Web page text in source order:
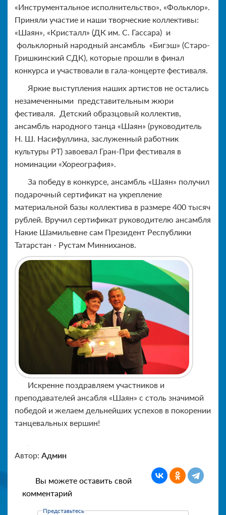
«Инструментальное исполнительство», «Фольклор».
Приняли участие и наши творческие коллективы:
«Шаян», «Кристалл» (ДК им. С. Гассара) и
фольклорный народный ансамбль «Бигэш» (Старо-
Гришкинский СДК), которые прошли в финал
конкурса и участвовали в гала-концерте фестиваля.
Яркие выступления наших артистов не остались
незамеченными представительным жюри
фестиваля. Детский образцовый коллектив,
ансамбль народного танца «Шаян» (руководитель
Н. Ш. Насифуллина, заслуженный работник
культуры РТ) завоевал Гран-При фестиваля в
номинации «Хореография».
За победу в конкурсе, ансамбль «Шаян» получил
подарочный сертификат на укрепление
материальной базы коллектива в размере 400 тысяч
рублей. Вручил сертификат руководителю ансамбля
Накие Шамильевне сам Президент Республики
Татарстан - Рустам Минниханов.
Искренне поздравляем участников и
преподавателей ансабля «Шаян» с столь значимой
победой и желаем дельнейших успехов в покорении
танцевальных вершин!
Автор: Админ
Вы можете оставить свой
комментарий
Представьтесь